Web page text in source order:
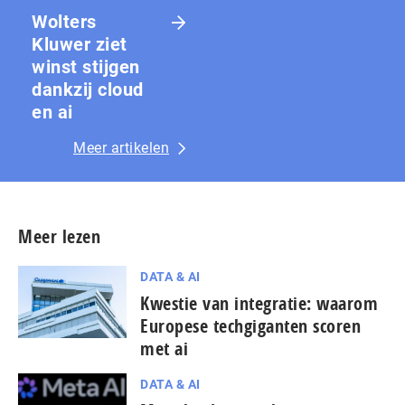
Wolters
Kluwer ziet
winst stijgen
dankzij cloud
en ai
Meer artikelen
Meer lezen
DATA & AI
Kwestie van integratie: waarom
Europese techgiganten scoren
met ai
DATA & AI